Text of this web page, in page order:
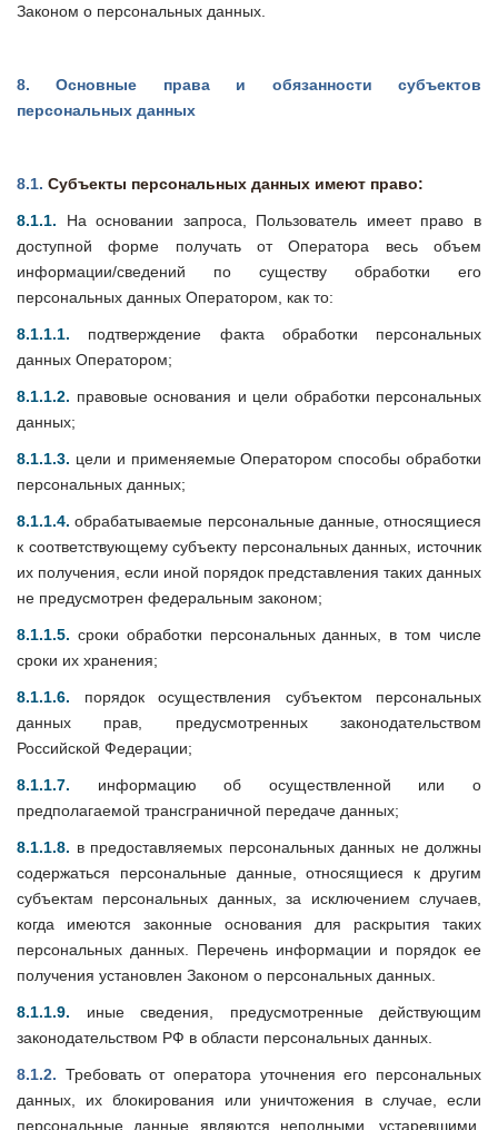
Законом о персональных данных.
8.Основные права и обязанности субъектов
персональных данных
8.1. Субъекты персональных данных имеют право:
8.1.1.
На основании запроса, Пользователь имеет право в
доступной форме получать от Оператора весь объем
информации/сведений по существу обработки его
персональных данных Оператором, как то:
8.1.1.1.
подтверждение факта обработки персональных
данных Оператором;
8.1.1.2. правовые основания и цели обработки персональных
данных;
8.1.1.3. цели и применяемые Оператором способы обработки
персональных данных;
8.1.1.4. обрабатываемые персональные данные, относящиеся
к соответствующему субъекту персональных данных, источник
их получения, если иной порядок представления таких данных
не предусмотрен федеральным законом;
8.1.1.5. сроки обработки персональных данных, в том числе
сроки их хранения;
8.1.1.6.
порядок осуществления субъектом персональных
данных прав, предусмотренных законодательством
Российской Федерации;
8.1.1.7.
информацию об осуществленной или о
предполагаемой трансграничной передаче данных;
8.1.1.8. в предоставляемых персональных данных не должны
содержаться персональные данные, относящиеся к другим
субъектам персональных данных, за исключением случаев,
когда имеются законные основания для раскрытия таких
персональных данных. Перечень информации и порядок ее
получения установлен Законом о персональных данных.
8.1.1.9.
иные сведения, предусмотренные действующим
законодательством РФ в области персональных данных.
8.1.2. Требовать от оператора уточнения его персональных
данных, их блокирования или уничтожения в случае, если
персональные данные являются неполными, устаревшими,